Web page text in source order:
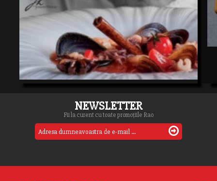
NEWSLETTER
Fii la curent cu toate promoțiile Rao